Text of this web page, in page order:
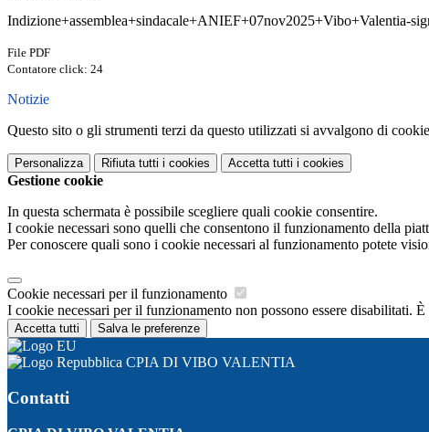
Indizione+assemblea+sindacale+ANIEF+07nov2025+Vibo+Valentia-
File PDF
Contatore click: 24
Notizie
Questo sito o gli strumenti terzi da questo utilizzati si avvalgono di
Personalizza Rifiuta tutti i cookies Accetta tutti i cookies
Gestione cookie
In questa schermata è possibile scegliere quali cookie consentire.
I cookie necessari sono quelli che consentono il funzionamento della
Per conoscere quali sono i cookie necessari al funzionamento potete
Cookie necessari per il funzionamento
I cookie necessari per il funzionamento non possono essere disabilitati.
Accetta tutti Salva le preferenze
CPIA DI VIBO VALENTIA
Contatti